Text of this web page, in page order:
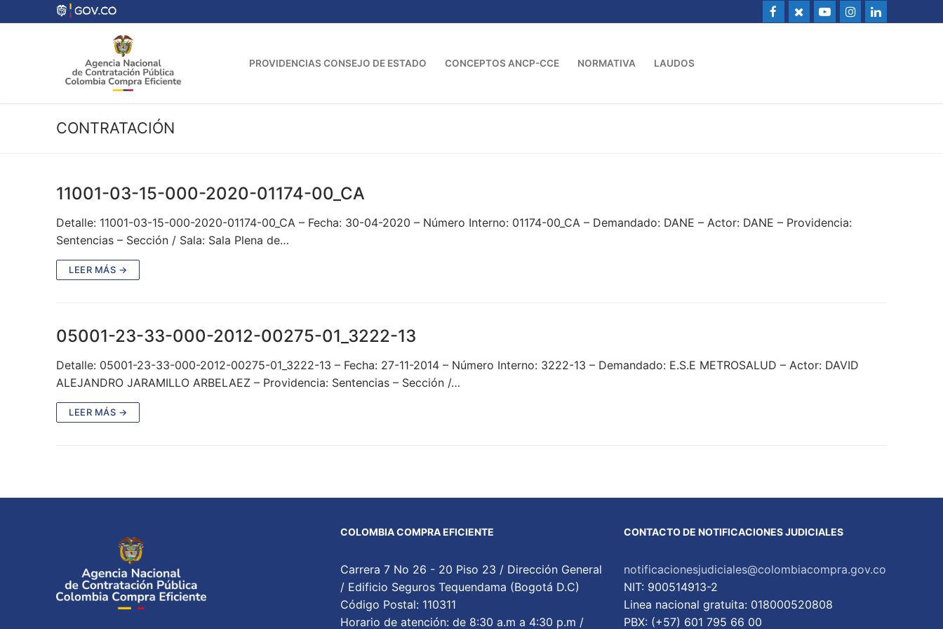
al
PROVIDENCIAS CONSEJO DE ESTADO CONCEPTOS ANCP-CCE NORMATIVA LAUDOS
CONTRATACIÓN
11001-03-15-000-2020-01174-00_CA
Detalle: 11001-03-15-000-2020-01174-00_CA – Fecha: 30-04-2020 – Número Interno: 01174-00_CA – Demandado: DANE – Actor: DANE – Providencia:
Sentencias – Sección / Sala: Sala Plena de…
LEER MÁS →
05001-23-33-000-2012-00275-01_3222-13
Detalle: 05001-23-33-000-2012-00275-01_3222-13 – Fecha: 27-11-2014 – Número Interno: 3222-13 – Demandado: E.S.E METROSALUD – Actor: DAVID
ALEJANDRO JARAMILLO ARBELAEZ – Providencia: Sentencias – Sección /…
LEER MÁS →
COLOMBIA COMPRA EFICIENTE
Carrera 7 No 26 - 20 Piso 23 / Dirección General
/ Edificio Seguros Tequendama (Bogotá D.C)
Código Postal: 110311
Horario de atención: de 8:30 a.m a 4:30 p.m /
CONTACTO DE NOTIFICACIONES JUDICIALES
notificacionesjudiciales@colombiacompra.gov.co
NIT: 900514913-2
Linea nacional gratuita: 018000520808
PBX: (+57) 601 795 66 00